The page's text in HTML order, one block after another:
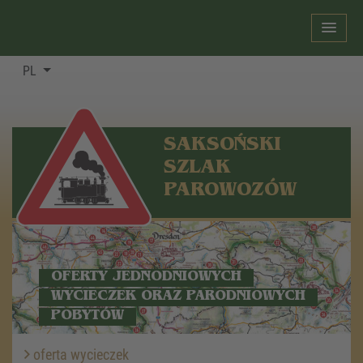
PL
SAKSOŃSKI
SZLAK
PAROWOZÓW
OFERTY JEDNODNIOWYCH
WYCIECZEK ORAZ PARODNIOWYCH
POBYTÓW
oferta wycieczek